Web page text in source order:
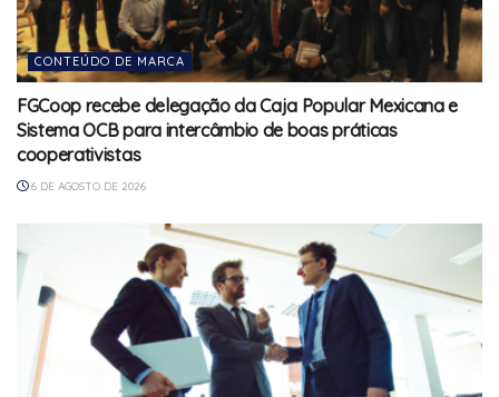
CONTEÚDO DE MARCA
FGCoop recebe delegação da Caja Popular Mexicana e
Sistema OCB para intercâmbio de boas práticas
cooperativistas
6 DE AGOSTO DE 2026